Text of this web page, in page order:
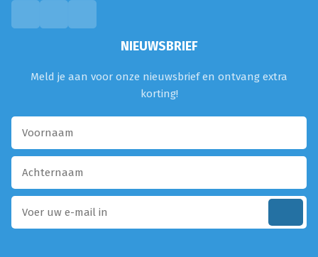
NIEUWSBRIEF
Meld je aan voor onze nieuwsbrief en ontvang extra
korting!